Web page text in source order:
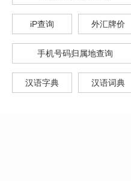
iP查询 外汇牌价
手机号码归属地查询
汉语字典 汉语词典